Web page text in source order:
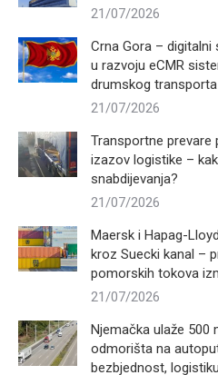
21/07/2026
Crna Gora – digitalni
u razvoju eCMR
drumskog transporta
21/07/2026
Transportne prevare
izazov logistike –
snabdijevanja?
21/07/2026
Maersk i Hapag-
kroz Suecki kanal –
pomorskih tokova
21/07/2026
Njemačka ulaže 500
odmorišta na
bezbjednost,